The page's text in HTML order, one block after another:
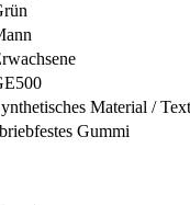
Material /
Gummi